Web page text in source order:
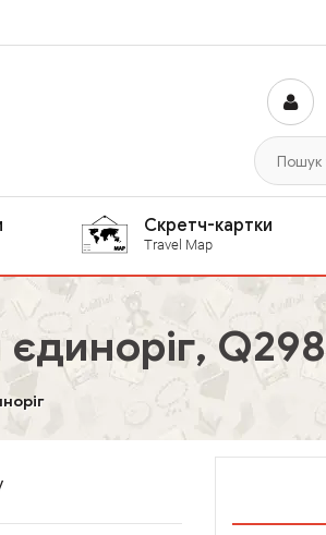
Скретч-картки
Travel Map
Q298